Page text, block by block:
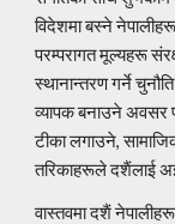
विदेशमा बस्ने
परम्परागत मूल्यहरू
स्थानान्तरण गर्ने
व्यापक बनाउने अवसर
टीका लगाउने,
तरिकाहरूले दशैंलाई
वास्तवमा दशैं